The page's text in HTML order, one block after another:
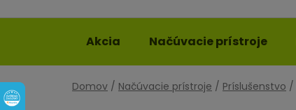
Akcia Načúvacie prístroje
Domov / Načúvacie prístroje / Príslušenstvo /